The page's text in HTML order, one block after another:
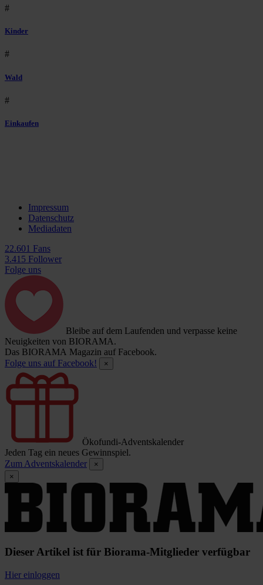
#
Kinder
#
Wald
#
Einkaufen
Impressum
Datenschutz
Mediadaten
22.601 Fans
3.415 Follower
Folge uns
Bleibe auf dem Laufenden und verpasse keine
Neuigkeiten von BIORAMA.
Das BIORAMA Magazin auf Facebook.
Folge uns auf Facebook!
×
Ökofundi-Adventskalender
Jeden Tag ein neues Gewinnspiel.
Zum Adventskalender
×
×
Dieser Artikel ist für Biorama-Mitglieder verfügbar
Hier einloggen